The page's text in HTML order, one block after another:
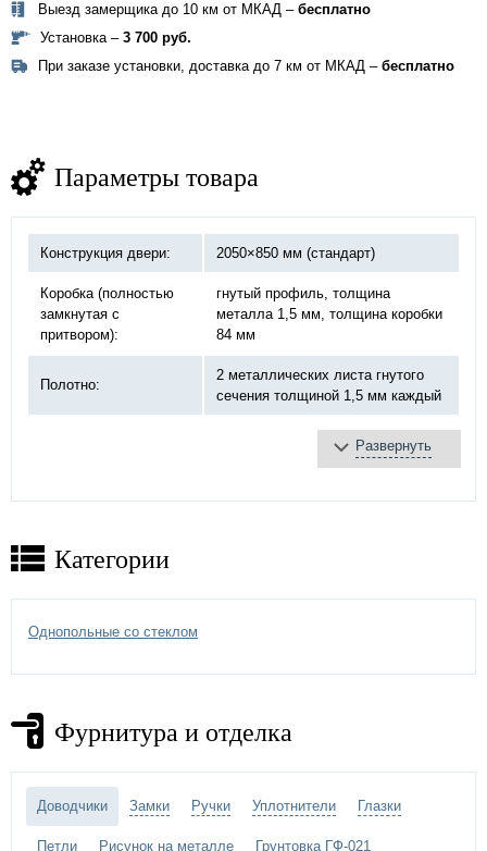
Выезд замерщика до 10 км от МКАД – бесплатно
Установка – 3 700 руб.
При заказе установки, доставка до 7 км от МКАД – бесплатно
Параметры товара
Конструкция двери: 2050×850 мм (стандарт)
Коробка (полностью
замкнутая с
притвором):
гнутый профиль, толщина
металла 1,5 мм, толщина коробки
84 мм
Полотно:
2 металлических листа гнутого
сечения толщиной 1,5 мм каждый
базальтовая плита
терморасширяющаяся
Петли:
Дополнительно: максимальный стеклопакет
Развернуть
Категории
Однопольные со стеклом
Фурнитура и отделка
Доводчики Замки Ручки Уплотнители Глазки
Петли Рисунок на металле Грунтовка ГФ-021